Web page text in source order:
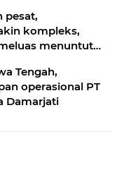
pesat,
kompleks,
menuntut
Tengah,
operasional PT
Damarjati